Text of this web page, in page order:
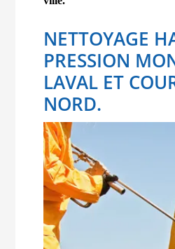
NETTOYAGE
PRESSION
LAVAL ET
NORD.